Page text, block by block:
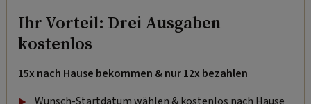
Ihr Vorteil: Drei Ausgaben
kostenlos
15x nach Hause bekommen & nur 12x bezahlen
Wunsch-Startdatum wählen & kostenlos nach Hause